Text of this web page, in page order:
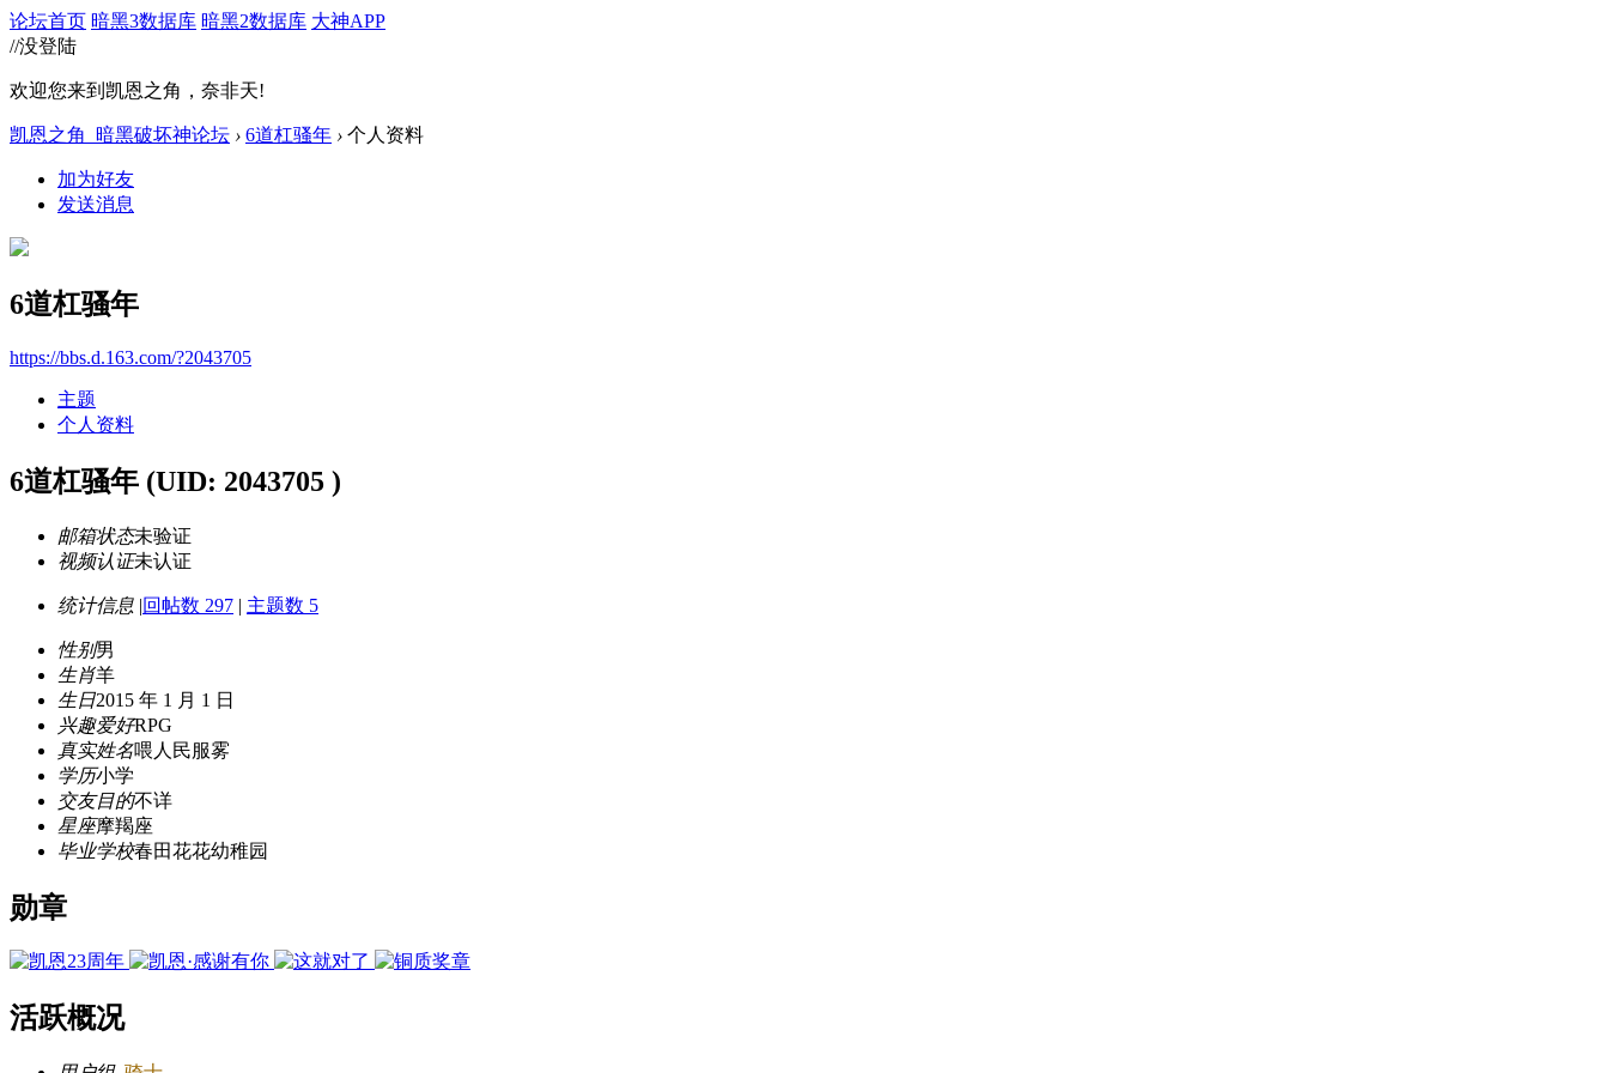
论坛首页 暗黑3数据库 暗黑2数据库 大神APP
//没登陆
欢迎您来到凯恩之角，奈非天!
凯恩之角_暗黑破坏神论坛 › 6道杠骚年 › 个人资料
加为好友
发送消息
6道杠骚年
https://bbs.d.163.com/?2043705
主题
个人资料
6道杠骚年 (UID: 2043705 )
邮箱状态未验证
视频认证未认证
统计信息 |回帖数 297 | 主题数 5
性别男
生肖羊
生日2015 年 1 月 1 日
兴趣爱好RPG
真实姓名喂人民服雾
学历小学
交友目的不详
星座摩羯座
毕业学校春田花花幼稚园
勋章
活跃概况